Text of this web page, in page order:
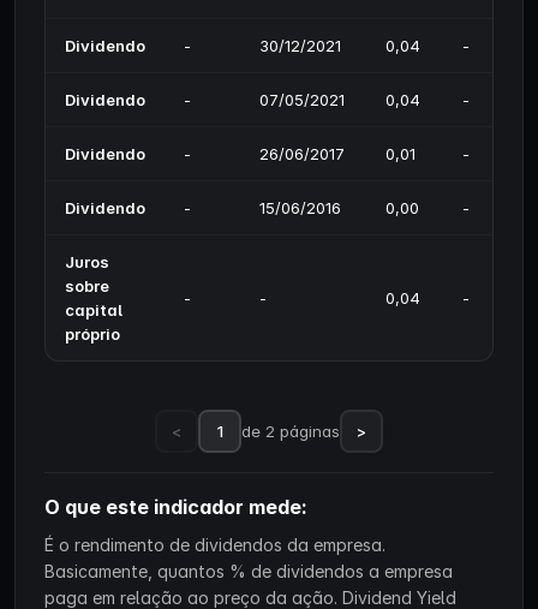
Dividendo - 30/12/2021 0,04 -
Dividendo - 07/05/2021 0,04 -
Dividendo - 26/06/2017 0,01 -
Dividendo - 15/06/2016 0,00 -
Juros
sobre
capital
próprio
- - 0,04 -
< 1 de 2 páginas >
O que este indicador mede:
É o rendimento de dividendos da empresa.
Basicamente, quantos % de dividendos a empresa
paga em relação ao preço da ação. Dividend Yield